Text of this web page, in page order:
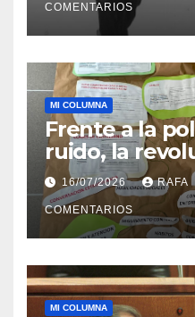
COMENTARIOS
MI COLUMNA
Frente a la
ruido, la
acogida
16/07/2026 RAFA
COMENTARIOS
MI COLUMNA